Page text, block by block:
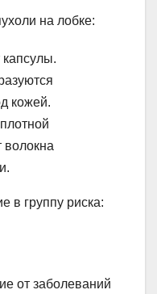
на лобке:
кожей.
волокна
в группу риска:
от заболеваний